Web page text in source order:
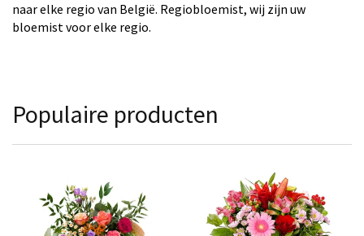
naar elke regio van België. Regiobloemist, wij zijn uw
bloemist voor elke regio.
Populaire producten